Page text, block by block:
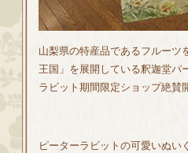
山梨県の特産品であるフルーツ
王国」を展開している釈迦堂パ
ラビット期間限定ショップ絶賛
ピーターラビットの可愛いぬい